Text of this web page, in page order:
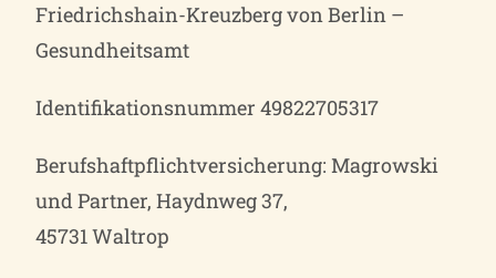
Friedrichshain-Kreuzberg von Berlin –
Gesundheitsamt
Identifikationsnummer 49822705317
Berufshaftpflichtversicherung: Magrowski
und Partner, Haydnweg 37,
45731 Waltrop